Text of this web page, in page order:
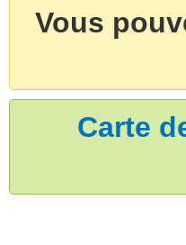
Vous
Carte